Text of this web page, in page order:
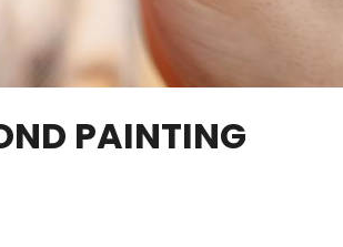
PAINTING